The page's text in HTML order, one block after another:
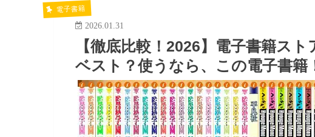
電子書籍
2026.01.31
【徹底比較！2026】電子書籍ス
ベスト？使うなら、この電子書籍